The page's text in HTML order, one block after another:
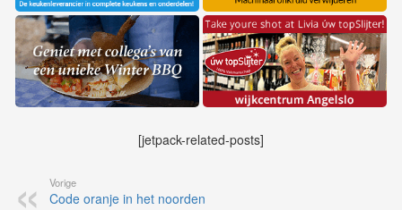
[jetpack-related-posts]
Vorige
Code oranje in het noorden